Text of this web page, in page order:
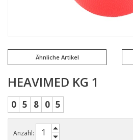
Ähnliche Artikel
HEAVIMED KG 1
0 5 8 0 5
Anzahl: